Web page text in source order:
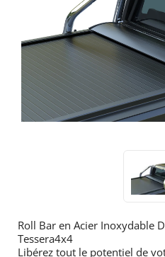
Roll Bar en Acier Inoxydable
Tessera4x4
Libérez tout le potentiel de